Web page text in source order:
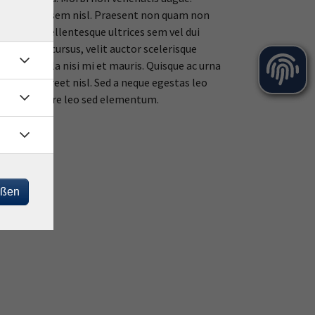
Morbi et sem nisl. Praesent non quam non
vel nisl. Pellentesque ultrices sem vel dui
Fusce cursus, velit auctor scelerisque
fringilla nisi mi et mauris. Quisque ac urna
laoreet nisl. Sed a neque egestas leo
ornare leo sed elementum.